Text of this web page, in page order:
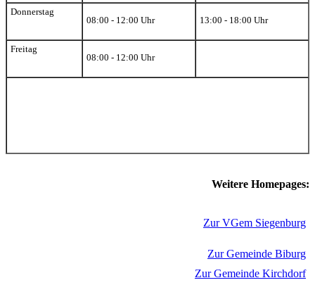
Donnerstag
08:00 - 12:00 Uhr
13:00 - 18:00 Uhr
Freitag
08:00 - 12:00 Uhr
Weitere Homepages:
Zur VGem Siegenburg
Zur Gemeinde Biburg
Zur Gemeinde Kirchdorf